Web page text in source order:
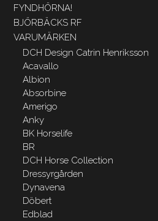
FYNDHÖRNA!
BJÖRBÄCKS RF
VARUMÄRKEN
DCH Design Catrin Henriksson
Acavallo
Albion
Absorbine
Amerigo
Anky
BK Horselife
BR
DCH Horse Collection
Dressyrgården
Dynavena
Döbert
Edblad